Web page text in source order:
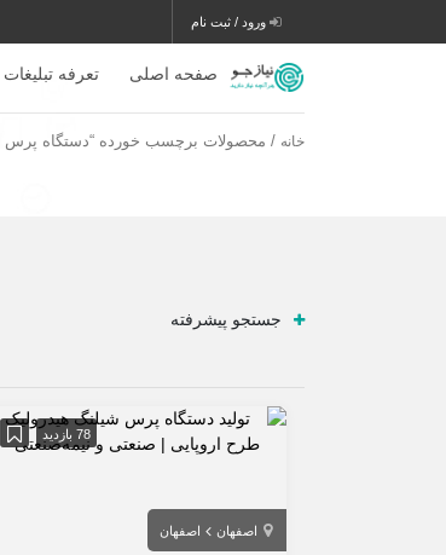
ورود / ثبت نام
صفحه اصلی تعرفه تبلیغات
خانه / محصولات برچسب خورده “دستگاه پرس
جستجو پیشرفته
78 بازدید
اصفهان اصفهان